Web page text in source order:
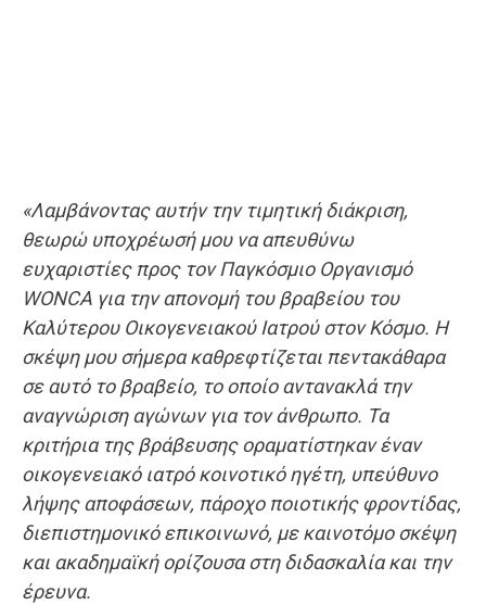
«Λαμβάνοντας αυτήν την τιμητική διάκριση,
θεωρώ υποχρέωσή μου να απευθύνω
ευχαριστίες προς τον Παγκόσμιο Οργανισμό
WONCA για την απονομή του βραβείου του
Καλύτερου Οικογενειακού Ιατρού στον Κόσμο. Η
σκέψη μου σήμερα καθρεφτίζεται πεντακάθαρα
σε αυτό το βραβείο, το οποίο αντανακλά την
αναγνώριση αγώνων για τον άνθρωπο. Τα
κριτήρια της βράβευσης οραματίστηκαν έναν
οικογενειακό ιατρό κοινοτικό ηγέτη, υπεύθυνο
λήψης αποφάσεων, πάροχο ποιοτικής φροντίδας,
διεπιστημονικό επικοινωνό, με καινοτόμο σκέψη
και ακαδημαϊκή ορίζουσα στη διδασκαλία και την
έρευνα.